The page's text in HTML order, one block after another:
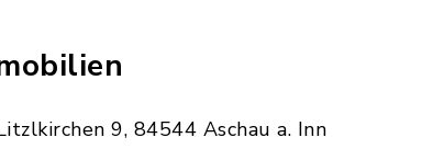
9, 84544 Aschau a. Inn